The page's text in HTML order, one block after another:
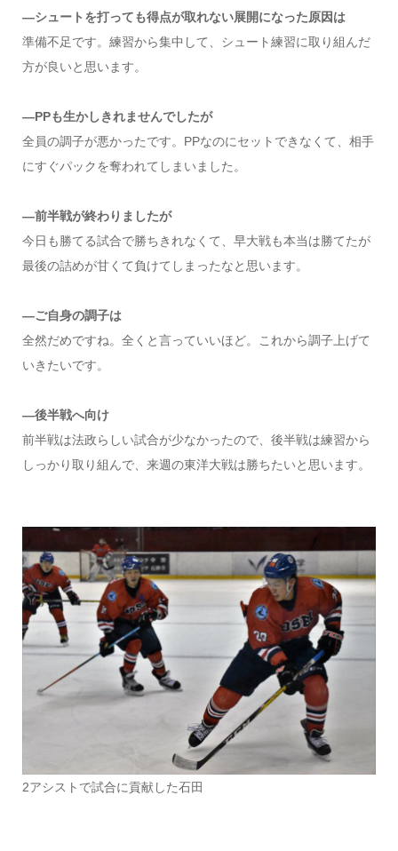
―シュートを打っても得点が取れない展開になった原因は
準備不足です。練習から集中して、シュート練習に取り組んだ
方が良いと思います。
―PPも生かしきれませんでしたが
全員の調子が悪かったです。PPなのにセットできなくて、相手
にすぐパックを奪われてしまいました。
―前半戦が終わりましたが
今日も勝てる試合で勝ちきれなくて、早大戦も本当は勝てたが
最後の詰めが甘くて負けてしまったなと思います。
―ご自身の調子は
全然だめですね。全くと言っていいほど。これから調子上げて
いきたいです。
―後半戦へ向け
前半戦は法政らしい試合が少なかったので、後半戦は練習から
しっかり取り組んで、来週の東洋大戦は勝ちたいと思います。
2アシストで試合に貢献した石田